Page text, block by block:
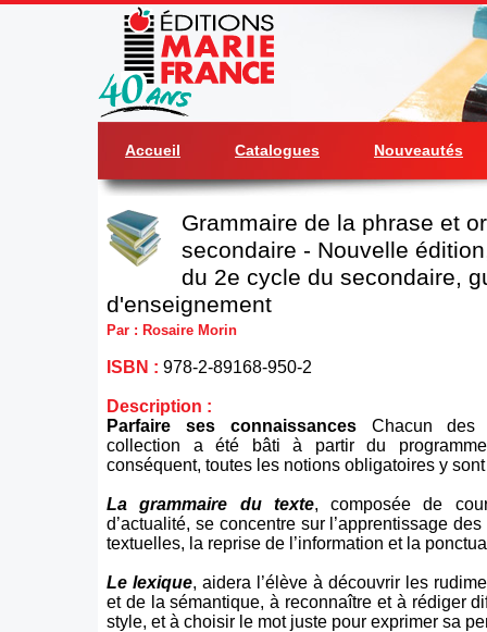
Accueil Catalogues Nouveautés
Grammaire de la phrase et
secondaire - Nouvelle
du 2e cycle du secondaire,
d'enseignement
Par : Rosaire Morin
ISBN : 978-2-89168-950-2
Description :
Parfaire ses connaissancesChacun des
collection a été bâti à partir du
conséquent, toutes les notions obligatoires y
La grammaire du texte, composée de
d’actualité, se concentre sur l’apprentissage
textuelles, la reprise de l’information et la
Le lexique, aidera l’élève à découvrir les
et de la sémantique, à reconnaître et à rédiger
style, et à choisir le mot juste pour exprimer sa